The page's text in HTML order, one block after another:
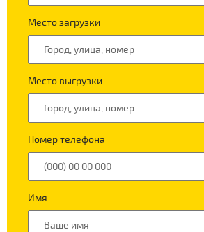
Место загрузки
Место выгрузки
Номер телефона
Имя